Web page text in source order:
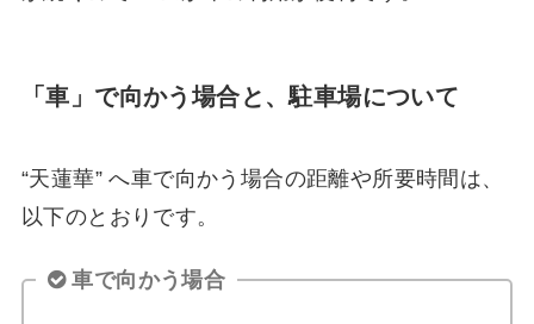
「車」で向かう場合と、駐車場について
“天蓮華” へ車で向かう場合の距離や所要時間は、
以下のとおりです。
車で向かう場合